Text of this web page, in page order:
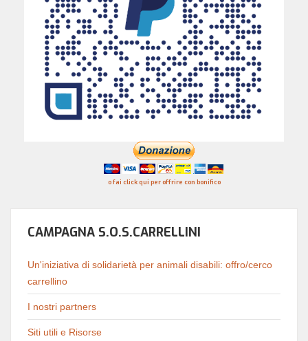
o fai click qui per offrire con bonifico
CAMPAGNA S.O.S.CARRELLINI
Un'iniziativa di solidarietà per animali disabili: offro/cerco
carrellino
I nostri partners
Siti utili e Risorse